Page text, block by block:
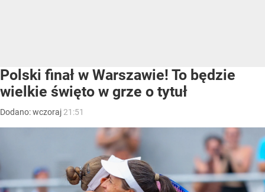
Polski finał w Warszawie! To będzie
wielkie święto w grze o tytuł
Dodano:wczoraj 21:51